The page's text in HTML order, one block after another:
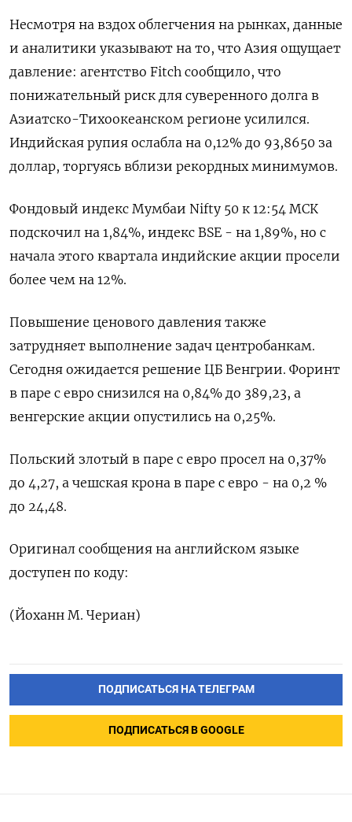
Несмотря на вздох облегчения на рынках, данные
​и аналитики указывают на ​то, что ‌Азия ощущает
давление: агентство Fitch сообщило, что
понижательный риск для суверенного долга ​в
Азиатско-Тихоокеанском регионе усилился.
Индийская рупия ослабла на 0,12% до 93,8650 за
доллар, торгуясь вблизи рекордных минимумов.
Фондовый индекс Мумбаи Nifty 50 к 12:54 МСК
подскочил на 1,84%, индекс BSE - на 1,89%, но с
начала этого квартала индийские акции просели
более чем на 12%.
Повышение ценового давления также
затрудняет ​выполнение задач центробанкам.
Сегодня ⁠ожидается решение ЦБ Венгрии. Форинт
в паре с евро снизился на 0,84% до 389,23, а
венгерские ‌акции опустились на 0,25%.
Польский злотый в паре с ‌евро просел на 0,37%
до 4,27, а чешская крона в паре с ​евро - на 0,2 %
до 24,48.
Оригинал сообщения на английском ‌языке
доступен по коду:
(Йоханн М. Чериан)
ПОДПИСАТЬСЯ НА ТЕЛЕГРАМ
ПОДПИСАТЬСЯ В GOOGLE